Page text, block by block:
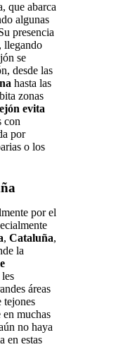
que abarca
algunas
presencia
llegando
se
desde las
hasta las
zonas
evita
con
por
o los
por el
, Cataluña,
la
áreas
tejones
muchas
no haya
en estas